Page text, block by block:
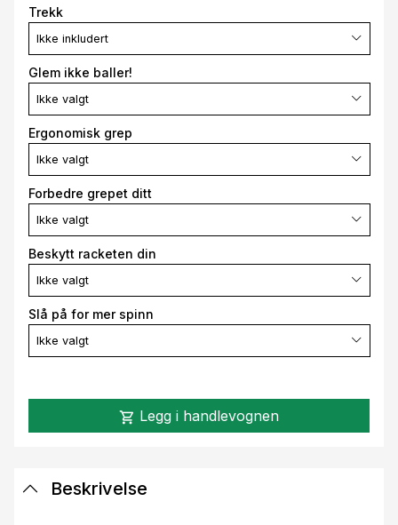
Trekk
Ikke inkludert
Glem ikke baller!
Ikke valgt
Ergonomisk grep
Ikke valgt
Forbedre grepet ditt
Ikke valgt
Beskytt racketen din
Ikke valgt
Slå på for mer spinn
Ikke valgt
shopping_cart Legg i handlevognen
Beskrivelse